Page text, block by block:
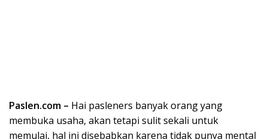
Paslen.com – Hai pasleners banyak orang yang
membuka usaha, akan tetapi sulit sekali untuk
memulai, hal ini disebabkan karena tidak punya mental